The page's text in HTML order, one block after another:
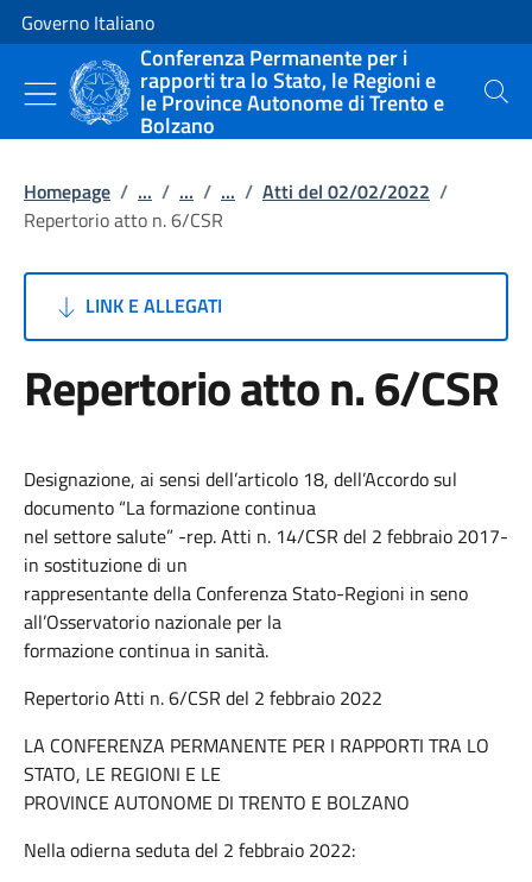
Vai al contenuto
Vai alla navigazione del sito
Governo Italiano
Conferenza Permanente per i
rapporti tra lo Stato, le Regioni e
le Province Autonome di Trento e
Bolzano
Cerca
Homepage / ... / ... / ... / Atti del 02/02/2022 /
Repertorio atto n. 6/CSR
LINK E ALLEGATI
Repertorio atto n. 6/CSR
Designazione, ai sensi dell’articolo 18, dell’Accordo sul
documento “La formazione continua
nel settore salute” -rep. Atti n. 14/CSR del 2 febbraio 2017-
in sostituzione di un
rappresentante della Conferenza Stato-Regioni in seno
all’Osservatorio nazionale per la
formazione continua in sanità.
Repertorio Atti n. 6/CSR del 2 febbraio 2022
LA CONFERENZA PERMANENTE PER I RAPPORTI TRA LO
STATO, LE REGIONI E LE
PROVINCE AUTONOME DI TRENTO E BOLZANO
Nella odierna seduta del 2 febbraio 2022: